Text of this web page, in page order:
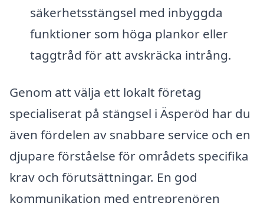
säkerhetsstängsel med inbyggda
funktioner som höga plankor eller
taggtråd för att avskräcka intrång.
Genom att välja ett lokalt företag
specialiserat på stängsel i Äsperöd har du
även fördelen av snabbare service och en
djupare förståelse för områdets specifika
krav och förutsättningar. En god
kommunikation med entreprenören